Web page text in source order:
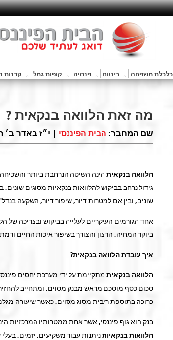
כלכלת משפחה ביטוח פנסיה קופות גמל קרנות
מה זאת הלוואה בנקאית ?
שם המחבר: הבית הפיננסי | י״ז באדר ב׳
הלוואה בנקאית הינה השיטה הנרחבת ביותר
גידול נרחב בביקוש להלוואות בנקאיות מסוגים
שונים, ובין אם למטרות דיור, שיפור דיור, השקעה
אחד הגורמים העיקריים לעלייה בביקוש ובצריכה של
ביוקר המחיה, הרצון והצורך בשיפור איכות החיים
איך עובדת הלוואה בנקאית?
הלוואה בנקאית מתקיימת על ידי מערכת יחסים
סכום כסף מוסכם מראש מבנק מסוים, ומתחייב
כרוכה בתוספת ריבית מסוג מסוים, כאשר שיעורה
בנק הוא גוף פיננסי, אשר אחת ממטרותיו המרכזיות
הלוואות בנקאיותניתנות עבור משקיעים, יזמים,